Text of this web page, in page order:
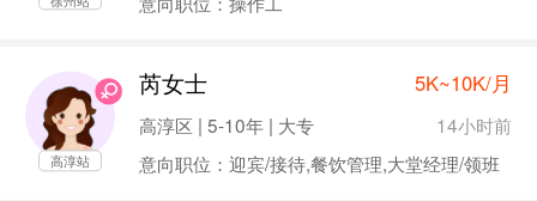
高淳站
芮女士 5K~10K/月
高淳区 | 5-10年 | 大专
14小时前
意向职位：迎宾/接待,餐饮管理,大堂经理/领班